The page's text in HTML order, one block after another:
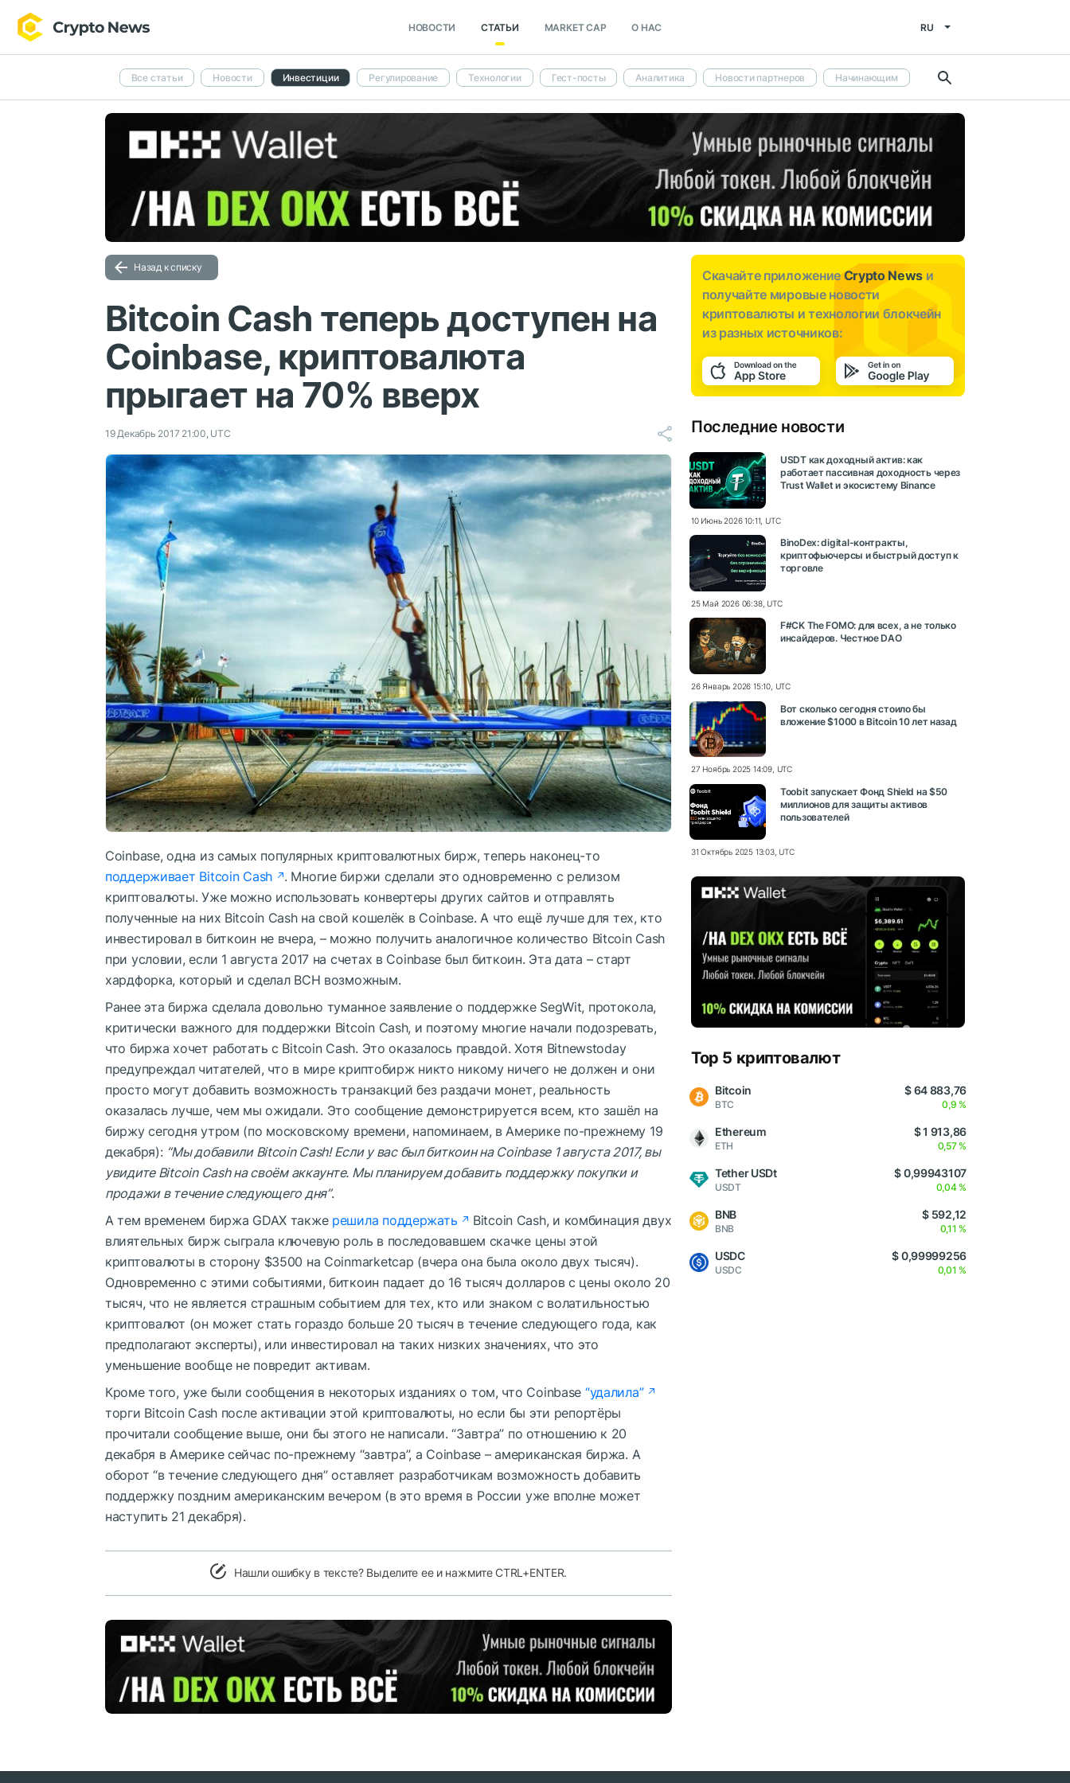
НОВОСТИ СТАТЬИ MARKET CAP О НАС RU
Все статьи Новости Инвестиции Регулирование Технологии Гест-посты Аналитика Новости партнеров Начинающим
Назад к списку
Bitcoin Cash теперь доступен на
Coinbase, криптовалюта
прыгает на 70% вверх
19 Декабрь 2017 21:00, UTC
Coinbase, одна из самых популярных криптовалютных бирж, теперь наконец-то
поддерживает Bitcoin Cash
. Многие биржи сделали это одновременно с релизом
криптовалюты. Уже можно использовать конвертеры других сайтов и отправлять
полученные на них Bitcoin Cash на свой кошелёк в Coinbase. А что ещё лучше для тех, кто
инвестировал в биткоин не вчера, – можно получить аналогичное количество Bitcoin Cash
при условии, если 1 августа 2017 на счетах в Coinbase был биткоин. Эта дата – старт
хардфорка, который исделал BCH возможным.
Ранее эта биржа сделала довольно туманное заявление о поддержке SegWit, протокола,
критически важного для поддержки Bitcoin Cash, и поэтому многие начали подозревать,
что биржа хочет работать с Bitcoin Cash. Это оказалось правдой. Хотя Bitnewstoday
предупреждал читателей, что в мире криптобирж никто никому ничего не должен и они
просто могут добавить возможность транзакций без раздачи монет, реальность
оказалась лучше, чем мы ожидали. Это сообщение демонстрируется всем, кто зашёл на
биржу сегодня утром (по московскому времени, напоминаем, в Америке по-прежнему 19
декабря): “Мы добавили Bitcoin Cash! Если у вас был биткоин на Coinbase 1 августа 2017, вы
увидите Bitcoin Cash на своём аккаунте. Мы планируем добавить поддержку покупки и
продажи в течение следующего дня”.
А тем временем биржа GDAX также решила поддержать
Bitcoin Cash, и комбинация двух
влиятельных бирж сыграла ключевую роль в последовавшем скачке цены этой
криптовалюты в сторону $3500 на Coinmarketcap (вчера она была около двух тысяч).
Одновременно с этими событиями, биткоин падает до 16 тысяч долларов с цены около 20
тысяч, что не является страшным событием для тех, кто или знаком с волатильностью
криптовалют (он может стать гораздо больше 20 тысяч в течение следующего года, как
предполагают эксперты), или инвестировал на таких низких значениях, что это
уменьшение вообще не повредит активам.
Кроме того, уже были сообщения в некоторых изданиях о том, что Coinbase “удалила”
торги Bitcoin Cash после активации этой криптовалюты, но если бы эти репортёры
прочитали сообщение выше, они бы этого не написали. “Завтра” по отношению к 20
декабря в Америке сейчас по-прежнему “завтра”, а Coinbase – американская биржа. А
оборот “в течение следующего дня” оставляет разработчикам возможность добавить
поддержку поздним американским вечером (в это время в России уже вполне может
наступить 21 декабря).
Нашли ошибку в тексте? Выделите ее и нажмите CTRL+ENTER.
Скачайте приложениеCrypto News и
получайте мировые новости
криптовалюты и технологии блокчейн
из разных источников:
Последние новости
USDT как доходный актив: как
работает пассивная доходность через
Trust Wallet и экосистему Binance
10 Июнь 2026 10:11, UTC
BinoDex: digital-контракты,
криптофьючерсы и быстрый доступ к
торговле
25 Май 2026 06:38, UTC
F#CK The FOMO: для всех, а не только
инсайдеров. Честное DAO
26 Январь 2026 15:10, UTC
Вот сколько сегодня стоило бы
вложение $1000 в Bitcoin 10 лет назад
27 Ноябрь 2025 14:09, UTC
Toobit запускает Фонд Shield на $50
миллионов для защиты активов
пользователей
31 Октябрь 2025 13:03, UTC
Top 5 криптовалют
Bitcoin
BTC
$ 64 883,76
0,9 %
Ethereum
ETH
$ 1 913,86
0,57 %
Tether USDt
USDT
$ 0,99943107
0,04 %
BNB
BNB
$ 592,12
0,11 %
USDC
USDC
$ 0,99999256
0,01 %